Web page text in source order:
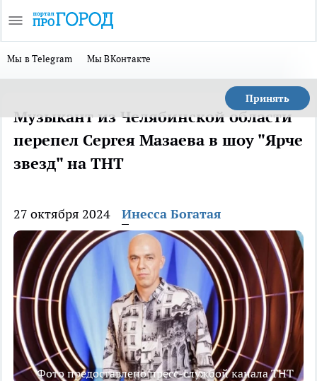
Мы в Telegram Мы ВКонтакте
Принять
Музыкант из Челябинской области
перепел Сергея Мазаева в шоу "Ярче
звезд" на ТНТ
27 октября 2024 Инесса Богатая
Фото предоставлено пресс-службой канала ТНТ